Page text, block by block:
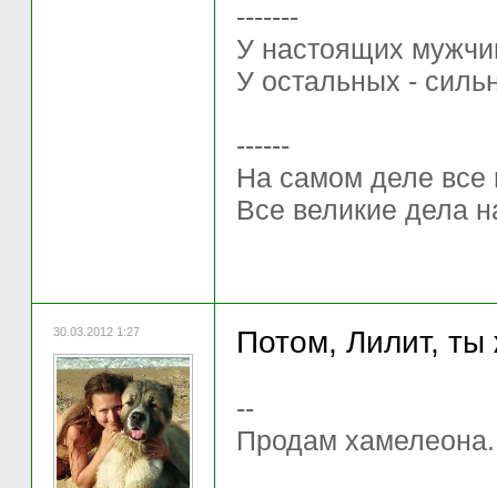
-------
У настоящих
У остальных -
------
На самом деле все
Все великие дела
30.03.2012 1:27 Потом, Лилит, ты
--
Продам